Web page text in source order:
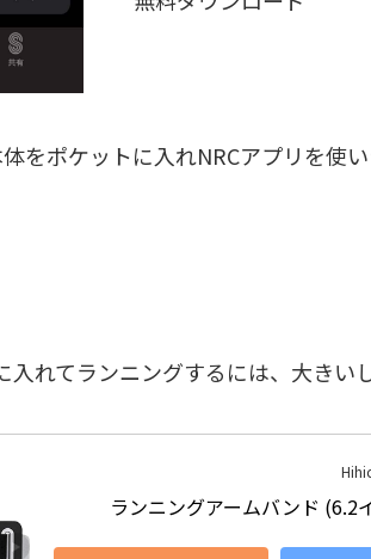
をポケットに入れNRCアプリを使い
れてランニングするには、大きい
ランニングアームバンド (6.2